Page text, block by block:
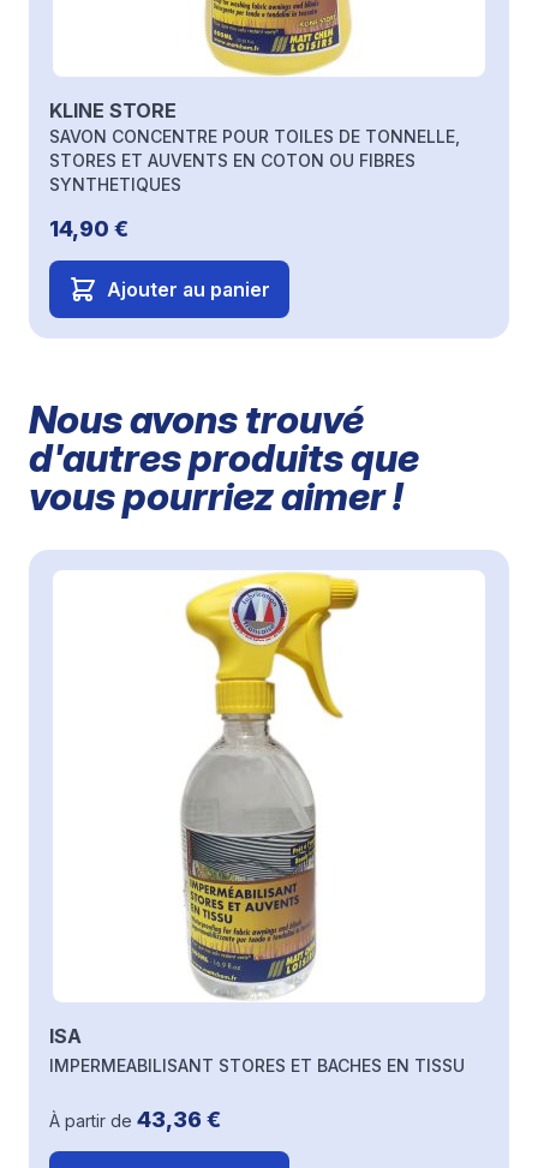
KLINE STORE
SAVON CONCENTRE POUR TOILES DE TONNELLE,
STORES ET AUVENTS EN COTON OU FIBRES
SYNTHETIQUES
14,90 €
Ajouter au panier
Nous avons trouvé
d'autres produits que
vous pourriez aimer !
Il est possible de naviguer entre les éléments du
Cliquer pour passer le carrousel
ISA
IMPERMEABILISANT STORES ET BACHES EN TISSU
À partir de 43,36 €